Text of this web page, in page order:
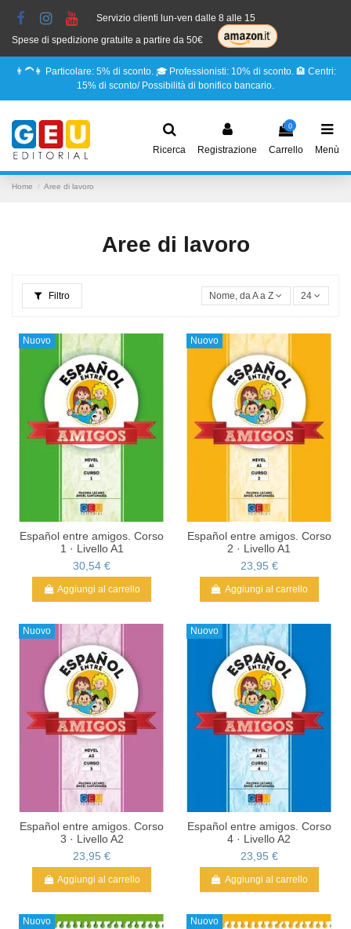
Servizio clienti lun-ven dalle 8 alle 15
Spese di spedizione gratuite a partire da 50€
👨‍🦱👩 Particolare: 5% di sconto. 🎓 Professionisti: 10% di sconto. 🏨 Centri:
15% di sconto/ Possibilità di bonifico bancario.
Ricerca Registrazione
0
Carrello Menù
Home Aree di lavoro
Aree di lavoro
Filtro Nome, da A a Z 24
Nuovo
Español entre amigos. Corso
1 · Livello A1
30,54 €
Aggiungi al carrello
Nuovo
Español entre amigos. Corso
2 · Livello A1
23,95 €
Aggiungi al carrello
Nuovo
Español entre amigos. Corso
3 · Livello A2
23,95 €
Aggiungi al carrello
Nuovo
Español entre amigos. Corso
4 · Livello A2
23,95 €
Aggiungi al carrello
Nuovo Nuovo